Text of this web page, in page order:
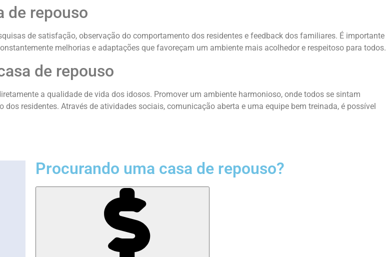
de repouso
de satisfação, observação do comportamento dos residentes e feedback dos familiares. É importante
melhorias e adaptações que favoreçam um ambiente mais acolhedor e respeitoso para todos.
de repouso
a qualidade de vida dos idosos. Promover um ambiente harmonioso, onde todos se sintam
residentes. Através de atividades sociais, comunicação aberta e uma equipe bem treinada, é possível
Procurando uma casa de repouso?